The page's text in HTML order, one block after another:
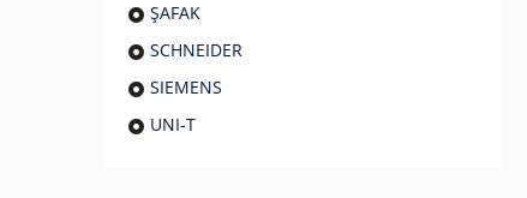
ŞAFAK
SCHNEIDER
SIEMENS
UNI-T